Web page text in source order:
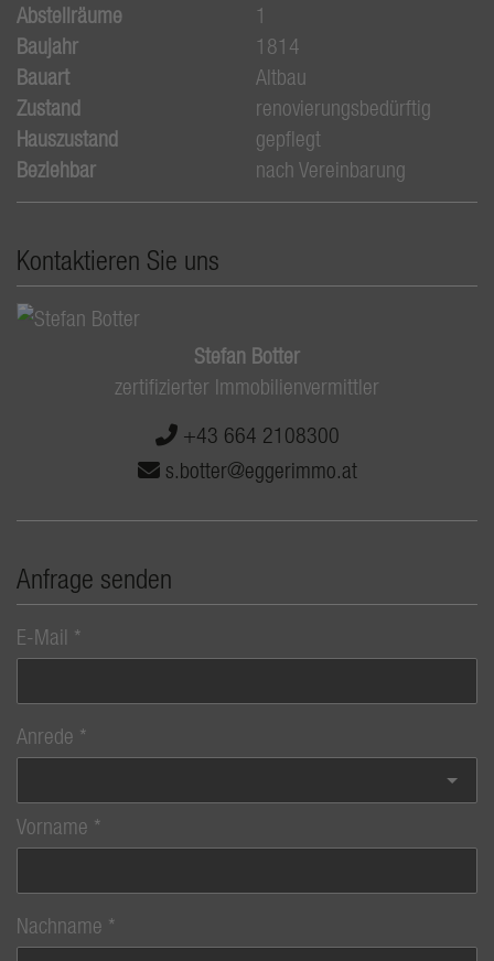
Abstellräume
1
Baujahr
1814
Bauart
Altbau
Zustand
renovierungsbedürftig
Hauszustand
gepflegt
Beziehbar
nach Vereinbarung
Kontaktieren Sie uns
Stefan Botter
zertifizierter Immobilienvermittler
+43 664 2108300
s.botter@eggerimmo.at
Anfrage senden
E-Mail
Anrede
Vorname
Nachname